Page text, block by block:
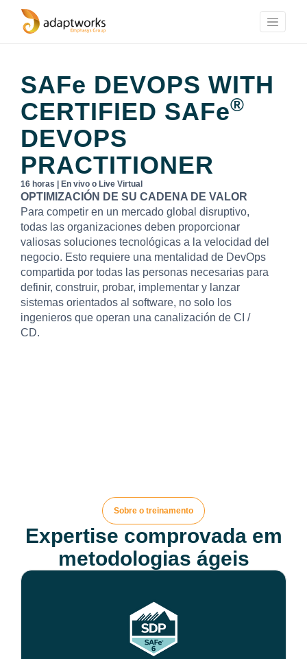
SAFe DEVOPS WITH
CERTIFIED SAFe®
DEVOPS
PRACTITIONER
16 horas | En vivo o Live Virtual
OPTIMIZACIÓN DE SU CADENA DE VALOR
Para competir en un mercado global disruptivo,
todas las organizaciones deben proporcionar
valiosas soluciones tecnológicas a la velocidad del
negocio. Esto requiere una mentalidad de DevOps
compartida por todas las personas necesarias para
definir, construir, probar, implementar y lanzar
sistemas orientados al software, no solo los
ingenieros que operan una canalización de CI /
CD.
Sobre o treinamento
Expertise comprovada em
metodologias ágeis